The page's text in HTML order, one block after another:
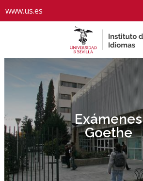
www.us.es
Exámenes
Goethe